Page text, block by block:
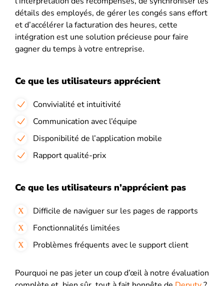
détails des employés, de gérer les congés sans effort
et d’accélérer la facturation des heures, cette
intégration est une solution précieuse pour faire
gagner du temps à votre entreprise.
Ce que les utilisateurs apprécient
Convivialité et intuitivité
Communication avec l’équipe
Disponibilité de l’application mobile
Rapport qualité-prix
Ce que les utilisateurs n’apprécient pas
Difficile de naviguer sur les pages de rapports
Fonctionnalités limitées
Problèmes fréquents avec le support client
Pourquoi ne pas jeter un coup d’œil à notre évaluation